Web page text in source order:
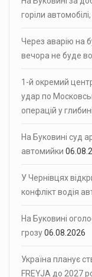
горіли
Через аварію на
вечора не буде
1-й окремий
удар по
операцій у
На Буковині суд
автомийки
У Чернівцях
конфлікт водія
На Буковині
грозу06.08.2026
Україна планує
FREYJA до 2027